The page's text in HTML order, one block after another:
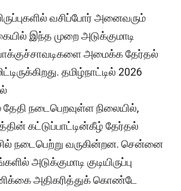
வசிப்போர் அனைவரும்
இந்த முறை அடுக்குமாடி
வாக்குச்சாவடிகளை அமைக்க தேர்தல்
தமிழ்நாட்டில் 2026
தேதி நடைபெறவுள்ள நிலையில்,
கட்டுப்பாட்டின்கீழ் தேர்தல்
நடைபெற்று வருகின்றன. சென்னை
அடுக்குமாடி குடியிருப்பு
அதிகரித்துக் கொண்டே